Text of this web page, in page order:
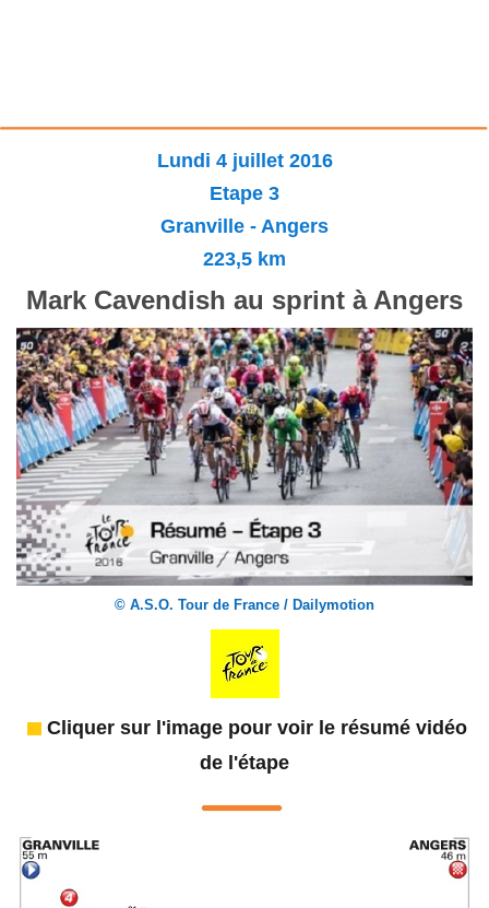
Lundi 4 juillet 2016
Etape 3
Granville - Angers
223,5 km
Mark Cavendish au sprint à Angers
© A.S.O. Tour de France / Dailymotion
Cliquer sur l'image pour voir le résumé vidéo
de l'étape